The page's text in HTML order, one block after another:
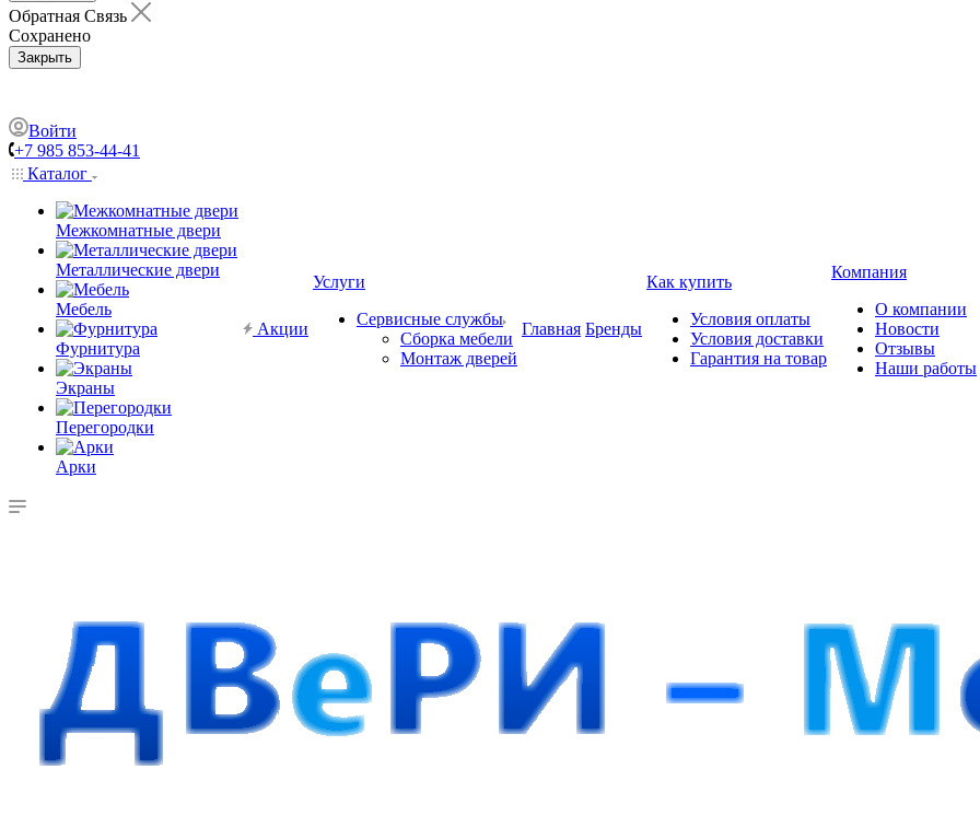
Обратная Связь
Сохранено
Закрыть
Войти
+7 985 853-44-41
Каталог
Межкомнатные двери
Металлические двери
Мебель
Фурнитура
Экраны
Перегородки
Арки
Акции
Услуги
Сервисные службы
Сборка мебели
Монтаж дверей
Главная Бренды
Как купить
Условия оплаты
Условия доставки
Гарантия на товар
Компания
О компании
Новости
Отзывы
Наши работы